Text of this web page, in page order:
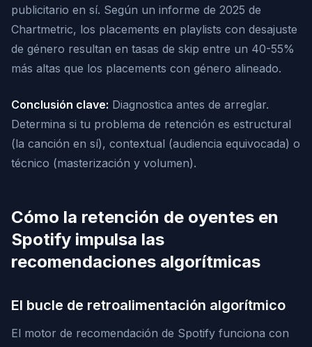
publicitario en sí. Según un informe de 2025 de
Chartmetric, los placements en playlists con desajuste
de género resultan en tasas de skip entre un 40-55%
más altas que los placements con género alineado.
Conclusión clave: Diagnostica antes de arreglar.
Determina si tu problema de retención es estructural
(la canción en sí), contextual (audiencia equivocada) o
técnico (masterización y volumen).
Cómo la retención de oyentes en
Spotify impulsa las
recomendaciones algorítmicas
El bucle de retroalimentación algorítmico
El motor de recomendación de Spotify funciona con